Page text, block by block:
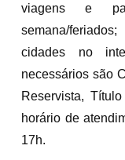
viagens e
semana/
cidades no
necessários são
Reservista,
horário de
17h.